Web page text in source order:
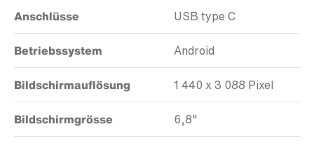
Anschlüsse USB type C
Betriebssystem Android
Bildschirmauflösung 1 440 x 3 088 Pixel
Bildschirmgrösse 6,8"